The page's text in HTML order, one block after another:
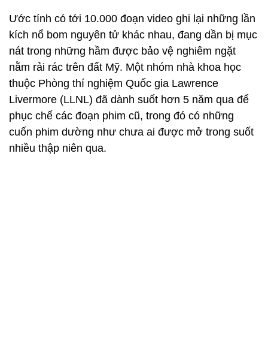
Ước tính có tới 10.000 đoạn video ghi lại những lần
kích nổ bom nguyên tử khác nhau, đang dần bị mục
nát trong những hầm được bảo vệ nghiêm ngặt
nằm rải rác trên đất Mỹ. Một nhóm nhà khoa học
thuộc Phòng thí nghiệm Quốc gia Lawrence
Livermore (LLNL) đã dành suốt hơn 5 năm qua để
phục chế các đoạn phim cũ, trong đó có những
cuốn phim dường như chưa ai được mở trong suốt
nhiều thập niên qua.